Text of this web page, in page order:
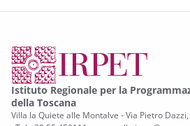
Istituto Regionale per la
della Toscana
Villa la Quiete alle Montalve - Via Pietro